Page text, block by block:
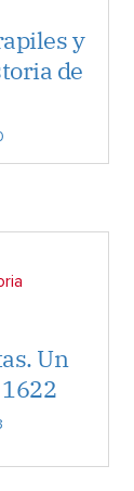
y
de
Un